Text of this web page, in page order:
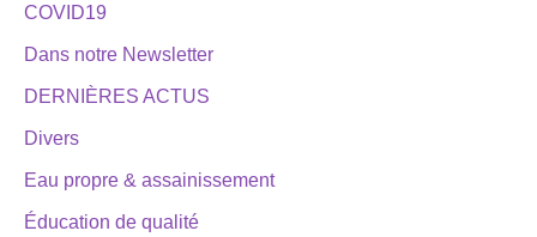
COVID19
Dans notre Newsletter
DERNIÈRES ACTUS
Divers
Eau propre & assainissement
Éducation de qualité